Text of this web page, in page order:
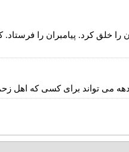
خلق کرد. پیامبران را